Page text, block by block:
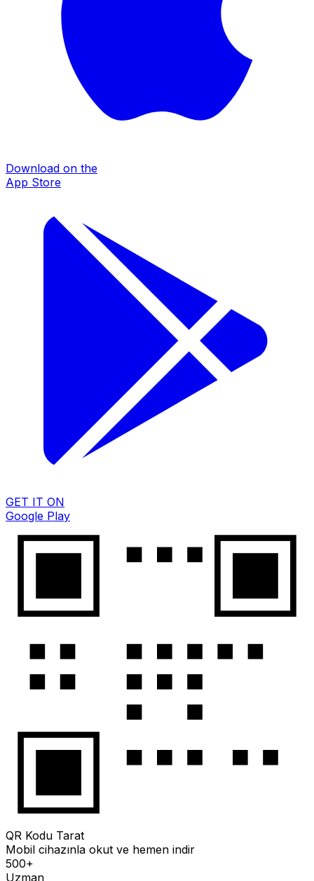
Download on the
App Store
GET IT ON
Google Play
QR Kodu Tarat
Mobil cihazınla okut ve hemen indir
500+
Uzman